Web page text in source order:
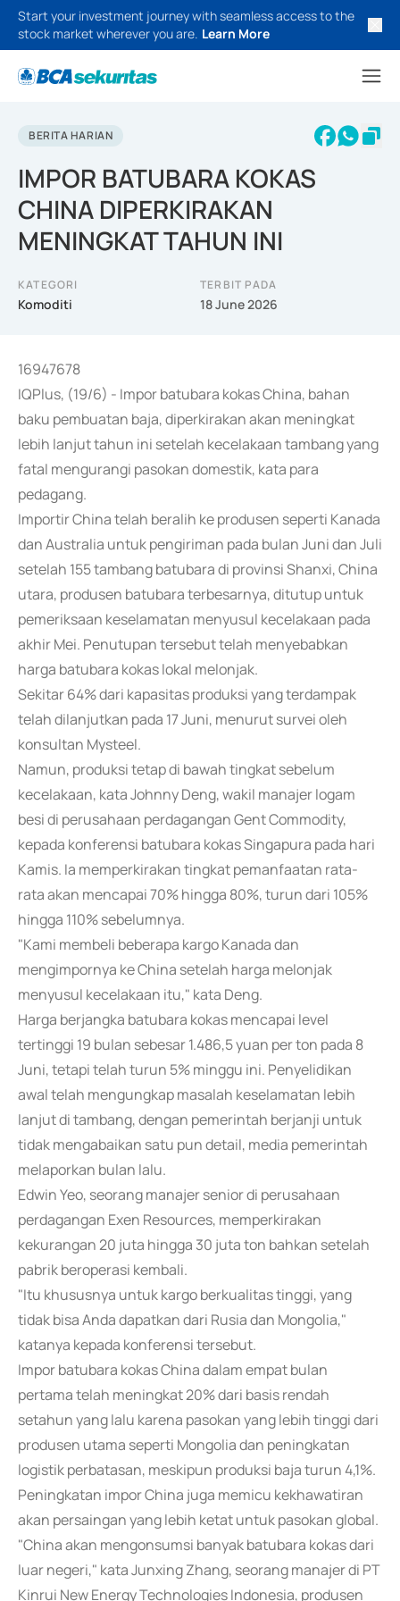
Start your investment journey with seamless access to the
stock market wherever you are. Learn More
BERITA HARIAN
IMPOR BATUBARA KOKAS
CHINA DIPERKIRAKAN
MENINGKAT TAHUN INI
KATEGORI
Komoditi
TERBIT PADA
18 June 2026
16947678
IQPlus, (19/6) - Impor batubara kokas China, bahan
baku pembuatan baja, diperkirakan akan meningkat
lebih lanjut tahun ini setelah kecelakaan tambang yang
fatal mengurangi pasokan domestik, kata para
pedagang.
Importir China telah beralih ke produsen seperti Kanada
dan Australia untuk pengiriman pada bulan Juni dan Juli
setelah 155 tambang batubara di provinsi Shanxi, China
utara, produsen batubara terbesarnya, ditutup untuk
pemeriksaan keselamatan menyusul kecelakaan pada
akhir Mei. Penutupan tersebut telah menyebabkan
harga batubara kokas lokal melonjak.
Sekitar 64% dari kapasitas produksi yang terdampak
telah dilanjutkan pada 17 Juni, menurut survei oleh
konsultan Mysteel.
Namun, produksi tetap di bawah tingkat sebelum
kecelakaan, kata Johnny Deng, wakil manajer logam
besi di perusahaan perdagangan Gent Commodity,
kepada konferensi batubara kokas Singapura pada hari
Kamis. Ia memperkirakan tingkat pemanfaatan rata-
rata akan mencapai 70% hingga 80%, turun dari 105%
hingga 110% sebelumnya.
"Kami membeli beberapa kargo Kanada dan
mengimpornya ke China setelah harga melonjak
menyusul kecelakaan itu," kata Deng.
Harga berjangka batubara kokas mencapai level
tertinggi 19 bulan sebesar 1.486,5 yuan per ton pada 8
Juni, tetapi telah turun 5% minggu ini. Penyelidikan
awal telah mengungkap masalah keselamatan lebih
lanjut di tambang, dengan pemerintah berjanji untuk
tidak mengabaikan satu pun detail, media pemerintah
melaporkan bulan lalu.
Edwin Yeo, seorang manajer senior di perusahaan
perdagangan Exen Resources, memperkirakan
kekurangan 20 juta hingga 30 juta ton bahkan setelah
pabrik beroperasi kembali.
"Itu khususnya untuk kargo berkualitas tinggi, yang
tidak bisa Anda dapatkan dari Rusia dan Mongolia,"
katanya kepada konferensi tersebut.
Impor batubara kokas China dalam empat bulan
pertama telah meningkat 20% dari basis rendah
setahun yang lalu karena pasokan yang lebih tinggi dari
produsen utama seperti Mongolia dan peningkatan
logistik perbatasan, meskipun produksi baja turun 4,1%.
Peningkatan impor China juga memicu kekhawatiran
akan persaingan yang lebih ketat untuk pasokan global.
"China akan mengonsumsi banyak batubara kokas dari
luar negeri," kata Junxing Zhang, seorang manajer di PT
Kinrui New Energy Technologies Indonesia, produsen